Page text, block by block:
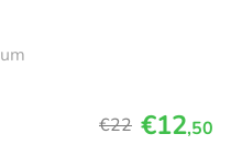
€22 €12,50